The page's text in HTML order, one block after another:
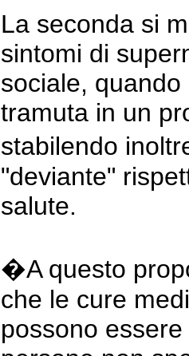
La seconda si
sintomi di
sociale,
tramuta in un
stabilendo
"deviante"
salute.
�A questo
che le cure
possono